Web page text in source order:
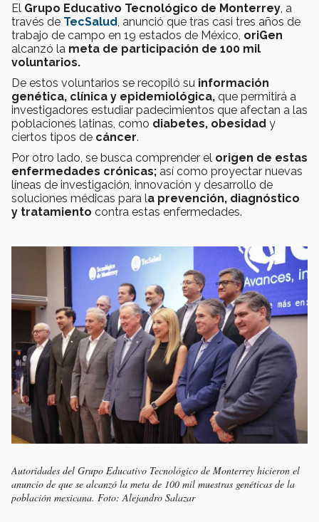
El Grupo Educativo Tecnológico de Monterrey , a
través de TecSalud , anunció que tras casi tres años de
trabajo de campo en 19 estados de México, oriGen
alcanzó la meta de participación de 100 mil
voluntarios.
De estos voluntarios se recopiló su información
genética, clínica y epidemiológica, que permitirá a
investigadores estudiar padecimientos que afectan a las
poblaciones latinas, como diabetes, obesidad y
ciertos tipos de cáncer.
Por otro lado, se busca comprender el origen de estas
enfermedades crónicas; así como proyectar nuevas
líneas de investigación, innovación y desarrollo de
soluciones médicas para la prevención, diagnóstico
y tratamiento contra estas enfermedades.
Autoridades del Grupo Educativo Tecnológico de Monterrey hicieron el
anuncio de que se alcanzó la meta de 100 mil muestras genéticas de la
población mexicana. Foto: Alejandro Salazar